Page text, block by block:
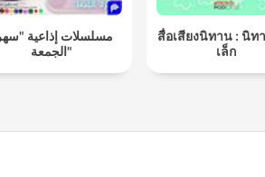
مسلسلات إذاعية
الجمعة"
สื่อเสียงนิทาน : นิท
เล็ก